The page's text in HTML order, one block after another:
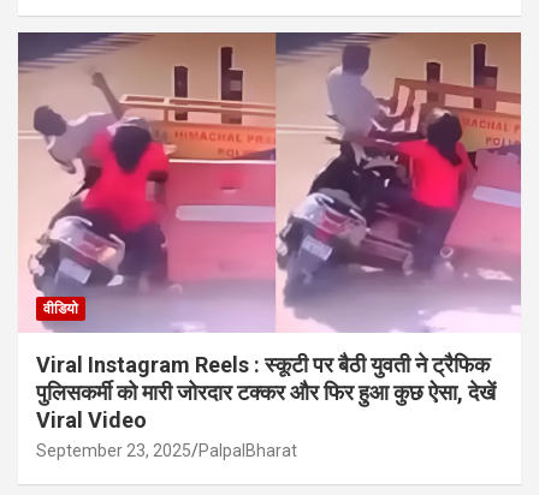
वीडियो
Viral Instagram Reels : स्कूटी पर बैठी युवती ने ट्रैफिक
पुलिसकर्मी को मारी जोरदार टक्कर और फिर हुआ कुछ ऐसा, देखें
Viral Video
September 23, 2025 PalpalBharat